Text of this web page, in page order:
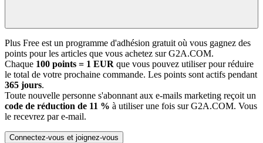
Plus Free est un programme d'adhésion gratuit où vous gagnez des
points pour les articles que vous achetez sur G2A.COM.
Chaque 100 points = 1 EUR que vous pouvez utiliser pour réduire
le total de votre prochaine commande. Les points sont actifs pendant
365 jours.
Toute nouvelle personne s'abonnant aux e-mails marketing reçoit un
code de réduction de 11 % à utiliser une fois sur G2A.COM. Vous
le recevrez par e-mail.
Connectez-vous et joignez-vous